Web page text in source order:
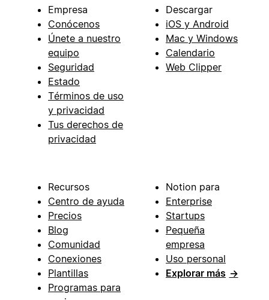
Empresa
Conócenos
Únete a nuestro
equipo
Seguridad
Estado
Términos de uso
y privacidad
Tus derechos de
privacidad
Descargar
iOS y Android
Mac y Windows
Calendario
Web Clipper
Recursos
Centro de ayuda
Precios
Blog
Comunidad
Conexiones
Plantillas
Programas para
Notion para
Enterprise
Startups
Pequeña
empresa
Uso personal
Explorar más →